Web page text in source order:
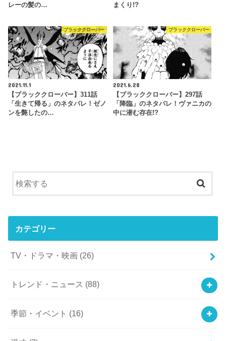
レーの髪の…
まくり!?
ブラッククローバー
2021.11.1
【ブラッククローバー】311話
「生きて帰る」のネタバレ！ゼノ
ンを斃したの…
ブラッククローバー
2021.6.28
【ブラッククローバー】297話
「降臨」のネタバレ！ヴァニカの
中に潜む存在!?
カテゴリー
TV・ドラマ・映画 (26)
トレンド・ニュース (88)
季節・イベント (16)